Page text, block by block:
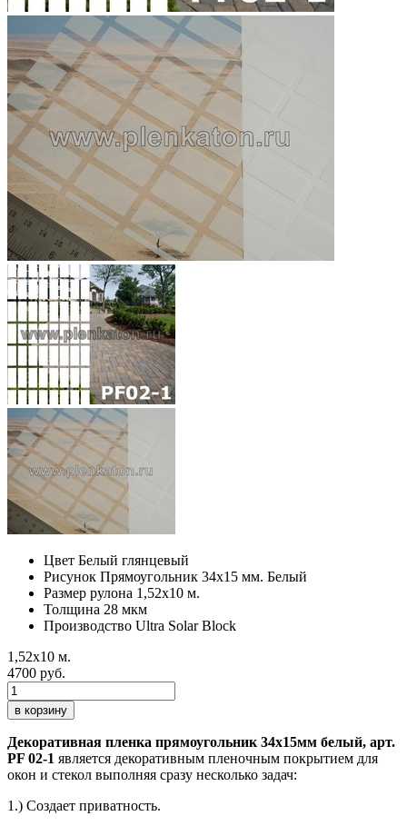
Цвет Белый глянцевый
Рисунок Прямоугольник 34х15 мм. Белый
Размер рулона 1,52х10 м.
Толщина 28 мкм
Производство Ultra Solar Block
1,52х10 м.
4700 руб.
в корзину
Декоративная пленка прямоугольник 34х15мм белый, арт.
PF 02-1 является декоративным пленочным покрытием для
окон и стекол выполняя сразу несколько задач:
1.) Создает приватность.